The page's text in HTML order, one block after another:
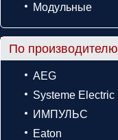
Модульные
По производителю
AEG
Systeme Electric
ИМПУЛЬС
Eaton